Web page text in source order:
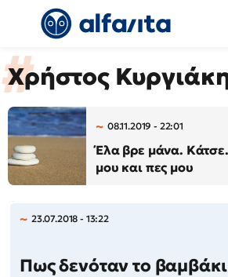
Χρήστος
08.11.2019 - 22:01
Έλα βρε μάνα.
μου και πες μου
23.07.2018 - 13:22
Πως δενόταν το βαμβάκι